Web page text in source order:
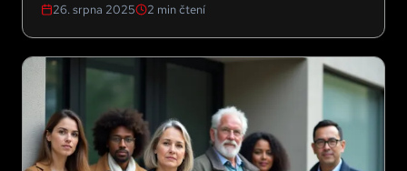
zásahů do práv podle Prvního dodatku ústavy
USA.
26. srpna 2025 2 min čtení